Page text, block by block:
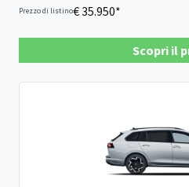
Prezzo di listino€ 35.950*
Scopri il